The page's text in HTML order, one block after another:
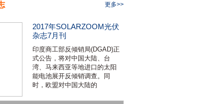
更多>>
2017年SOLARZOOM光伏
杂志7月刊
印度商工部反倾销局(DGAD)正
式公告，将对中国大陆、台
湾、马来西亚等地进口的太阳
能电池展开反倾销调查。同
时，欧盟对中国大陆的